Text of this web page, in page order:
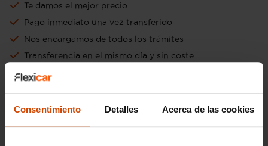
Consentimiento Detalles Acerca de las cookies
Te damos el mejor precio
Pago inmediato una vez transferido
Nos encargamos de todos los trámites
Transferencia en el mismo día y sin coste
Aceptamos tu vehículo como forma de pago
Ir a tasación online gratuita